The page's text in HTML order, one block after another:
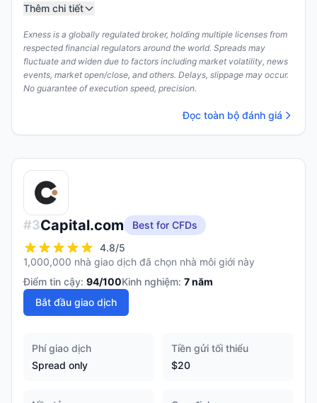
Thêm chi tiết
Exness is a globally regulated broker, holding multiple licenses from
respected financial regulators around the world. Spreads may
fluctuate and widen due to factors including market volatility, news
events, market open/close, and others. Delays, slippage may occur.
No guarantee of execution speed, precision.
Đọc toàn bộ đánh giá
#3Capital.com
Best for CFDs
4.8/5
1,000,000 nhà giao dịch đã chọn nhà môi giới này
Điểm tin cậy: 94/100Kinh nghiệm: 7năm
Bắt đầu giao dịch
Phí giao dịch
Spread only
Tiền gửi tối thiểu
$20